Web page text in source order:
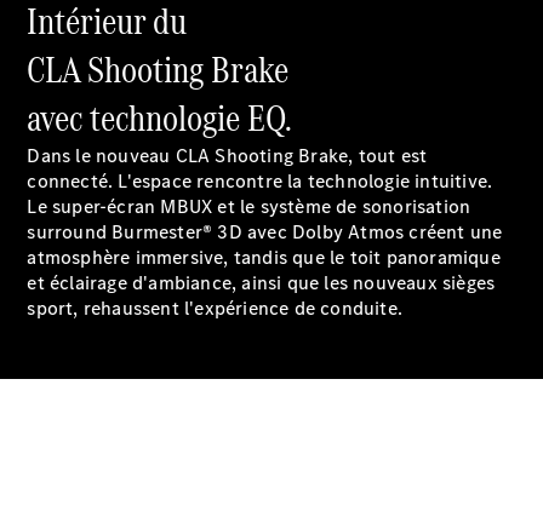
garanties
Rappel de
véhicules
(VRS)
Pièces de
rechange
Accessories
numérique
Intérieur du
CLA Shooting Brake
avec technologie EQ.
Dans le nouveau CLA Shooting Brake, tout est
connecté. L'espace rencontre la technologie intuitive.
Le super-écran MBUXet le système de sonorisation
surround Burmester® 3D avec DolbyAtmoscréent une
atmosphère immersive, tandis que le toit panoramique
et éclairaged'ambiance, ainsi que les nouveaux sièges
sport, rehaussent l'expérience de conduite.